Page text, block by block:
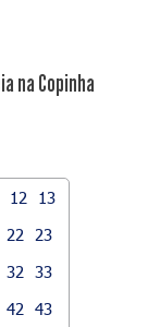
na Copinha
12
13
22
23
32
33
42
43